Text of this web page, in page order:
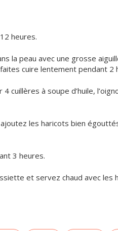
heures.
la peau avec une grosse
cuire lentement pendant 2
cuillères à soupe d’huile,
les haricots bien
3 heures.
et servez chaud avec les